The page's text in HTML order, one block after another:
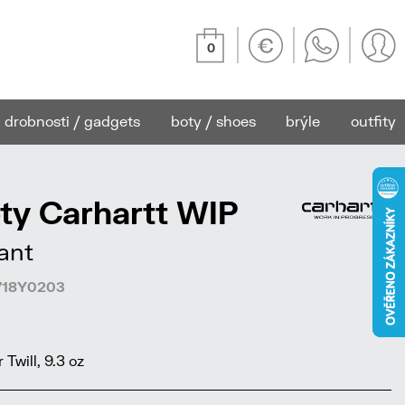
0
drobnosti / gadgets boty / shoes brýle outfity
Carhartt WIP
9.3 oz